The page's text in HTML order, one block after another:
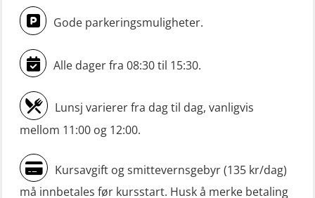
Livbåtfører konvensjonell repetisjon
(OSE1361)
Livbåtfører konvertering til FF48 inkl.
Livbåtfører sliskelivbåt repetisjon
(OSE1301)
Livbåtfører sliskestuplivbåt –
grunnleggende (OSE129)
Gode parkeringsmuligheter.
Alle dager fra 08:30 til 15:30.
Lunsj varierer fra dag til dag, vanligvis
mellom 11:00 og 12:00.
Kursavgift og smittevernsgebyr (135 kr/dag)
må innbetales før kursstart. Husk å merke betaling